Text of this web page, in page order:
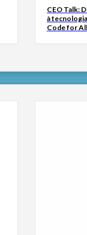
CEO Talk:
à
Code for All_